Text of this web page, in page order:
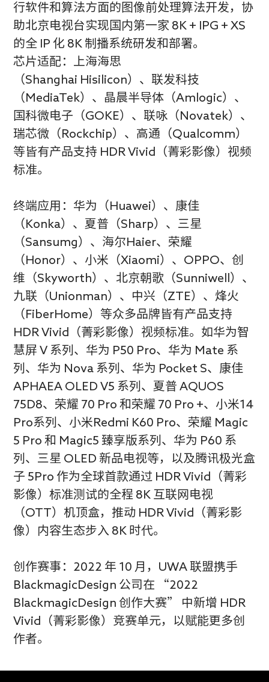
行软件和算法方面的图像前处理算法开发，协
助北京电视台实现国内第一家 8K + IPG + XS
的全 IP 化 8K 制播系统研发和部署。
芯片适配：上海海思
（Shanghai Hisilicon）、联发科技
（MediaTek）、晶晨半导体（Amlogic）、
国科微电子（GOKE）、联咏（Novatek）、
瑞芯微（Rockchip）、高通（Qualcomm）
等皆有产品支持 HDR Vivid（菁彩影像）视频
标准。
终端应用：华为（Huawei）、康佳
（Konka）、夏普（Sharp）、三星
（Sansumg）、海尔Haier、荣耀
（Honor）、小米（Xiaomi）、OPPO、创
维（Skyworth）、北京朝歌（Sunniwell）、
九联（Unionman）、中兴（ZTE）、烽火
（FiberHome）等众多品牌皆有产品支持
HDR Vivid（菁彩影像）视频标准。如华为智
慧屏 V 系列、华为 P50 Pro、华为 Mate 系
列、华为 Nova 系列、华为 Pocket S、康佳
APHAEA OLED V5 系列、夏普 AQUOS
75D8、荣耀 70 Pro 和荣耀 70 Pro +、小米14
Pro系列、小米Redmi K60 Pro、荣耀 Magic
5 Pro 和 Magic5 臻享版系列、华为 P60 系
列、三星 OLED 新品电视等，以及腾讯极光盒
子 5Pro 作为全球首款通过 HDR Vivid（菁彩
影像）标准测试的全程 8K 互联网电视
（OTT）机顶盒，推动 HDR Vivid（菁彩影
像）内容生态步入 8K 时代。
创作赛事：2022 年 10 月，UWA 联盟携手
BlackmagicDesign 公司在 “2022
BlackmagicDesign 创作大赛” 中新增 HDR
Vivid（菁彩影像）竞赛单元，以赋能更多创
作者。